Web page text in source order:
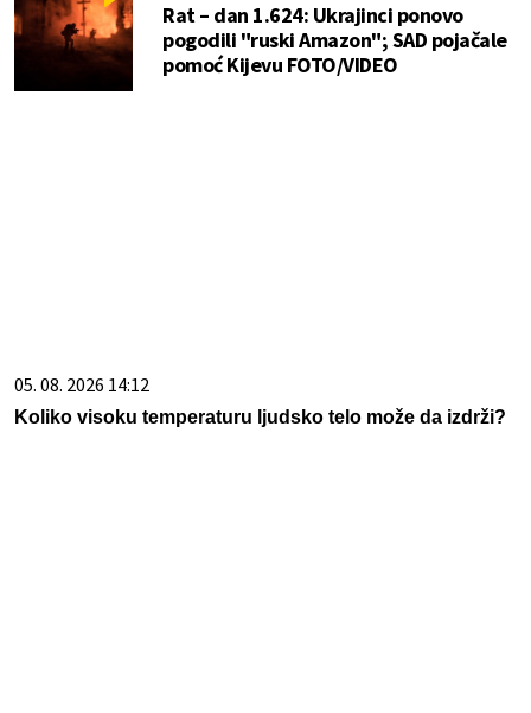
Rat – dan 1.624: Ukrajinci ponovo
pogodili "ruski Amazon"; SAD pojačale
pomoć Kijevu FOTO/VIDEO
05. 08. 2026 14:12
Koliko visoku temperaturu ljudsko telo može da izdrži?